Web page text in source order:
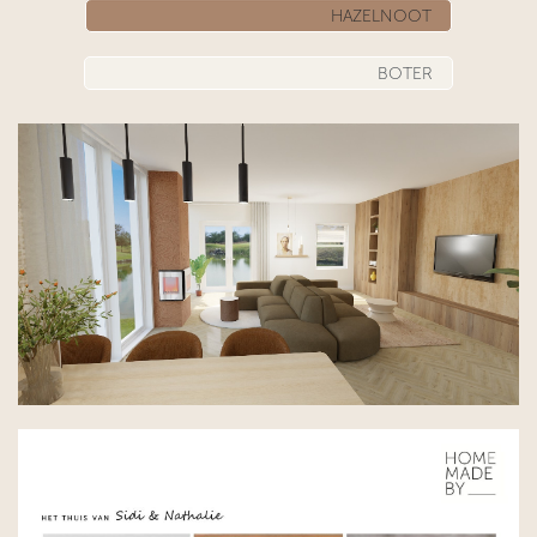
HAZELNOOT
BOTER